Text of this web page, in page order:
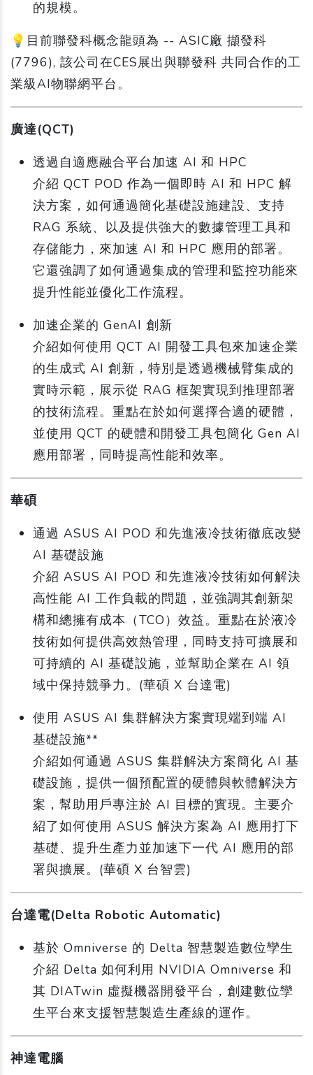
的規模。
💡目前聯發科概念龍頭為 -- ASIC廠 擷發科
(7796), 該公司在CES展出與聯發科 共同合作的工
業級AI物聯網平台。
廣達(QCT)
透過自適應融合平台加速 AI 和 HPC
介紹 QCT POD 作為一個即時 AI 和 HPC 解
決方案，如何通過簡化基礎設施建設、支持
RAG 系統、以及提供強大的數據管理工具和
存儲能力，來加速 AI 和 HPC 應用的部署。
它還強調了如何通過集成的管理和監控功能來
提升性能並優化工作流程。
加速企業的 GenAI 創新
介紹如何使用 QCT AI 開發工具包來加速企業
的生成式 AI 創新，特別是透過機械臂集成的
實時示範，展示從 RAG 框架實現到推理部署
的技術流程。重點在於如何選擇合適的硬體，
並使用 QCT 的硬體和開發工具包簡化 Gen AI
應用部署，同時提高性能和效率。
華碩
通過 ASUS AI POD 和先進液冷技術徹底改變
AI 基礎設施
介紹 ASUS AI POD 和先進液冷技術如何解決
高性能 AI 工作負載的問題，並強調其創新架
構和總擁有成本（TCO）效益。重點在於液冷
技術如何提供高效熱管理，同時支持可擴展和
可持續的 AI 基礎設施，並幫助企業在 AI 領
域中保持競爭力。(華碩 X 台達電)
使用 ASUS AI 集群解決方案實現端到端 AI
基礎設施**
介紹如何通過 ASUS 集群解決方案簡化 AI 基
礎設施，提供一個預配置的硬體與軟體解決方
案，幫助用戶專注於 AI 目標的實現。主要介
紹了如何使用 ASUS 解決方案為 AI 應用打下
基礎、提升生產力並加速下一代 AI 應用的部
署與擴展。(華碩 X 台智雲)
台達電(Delta Robotic Automatic)
基於 Omniverse 的 Delta 智慧製造數位孿生
介紹 Delta 如何利用 NVIDIA Omniverse 和
其 DIATwin 虛擬機器開發平台，創建數位孿
生平台來支援智慧製造生產線的運作。
神達電腦